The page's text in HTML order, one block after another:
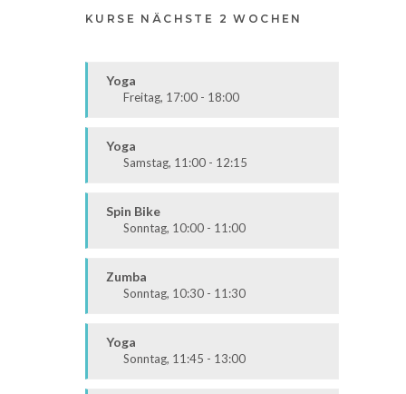
KURSE NÄCHSTE 2 WOCHEN
Yoga
Freitag, 17:00 - 18:00
Alle
Yoga
Samstag, 11:00 - 12:15
Alle
Spin Bike
Sonntag, 10:00 - 11:00
Zumba
Sonntag, 10:30 - 11:30
Alle
Yoga
Sonntag, 11:45 - 13:00